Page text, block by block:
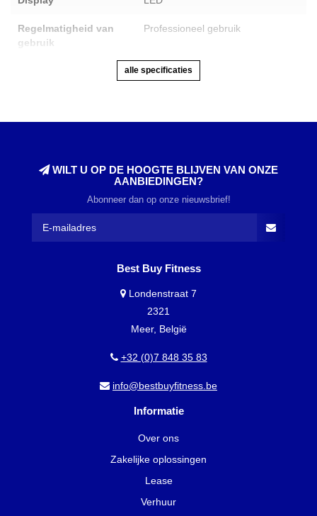
Regelmatigheid van
gebruik
Professioneel gebruik
alle specificaties
WILT U OP DE HOOGTE BLIJVEN VAN ONZE
AANBIEDINGEN?
Abonneer dan op onze nieuwsbrief!
Best Buy Fitness
Londenstraat 7
2321
Meer, België
+32 (0)7 848 35 83
info@bestbuyfitness.be
Informatie
Over ons
Zakelijke oplossingen
Lease
Verhuur